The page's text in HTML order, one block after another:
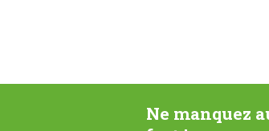
Ne manquez